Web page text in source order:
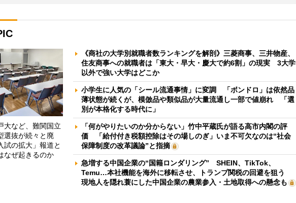
大など、難関国立
選抜が続々と廃
の拡大」報道と
なぜ起きるのか
《商社の大学別就職者数ランキングを解剖》三菱商事、三井物産、
住友商事への就職者は「東大・早大・慶大で約6割」の現実 3大学
以外で強い大学はどこか
小学生に人気の「シール流通事情」に変調 「ボンドロ」は依然品
薄状態が続くが、模倣品や類似品が大量流通し一部で値崩れ 「選
別が本格化する時代に」
「何がやりたいのか分からない」竹中平蔵氏が語る高市内閣の評
価 「給付付き税額控除はその場しのぎ」いま不可欠なのは“社会
保障制度の改革議論”と指摘
急増する中国企業の“国籍ロンダリング” SHEIN、TikTok、
Temu…本社機能を海外に移転させ、トランプ関税の回避を狙う
現地人を隠れ蓑にした中国企業の農業参入・土地取得への懸念も